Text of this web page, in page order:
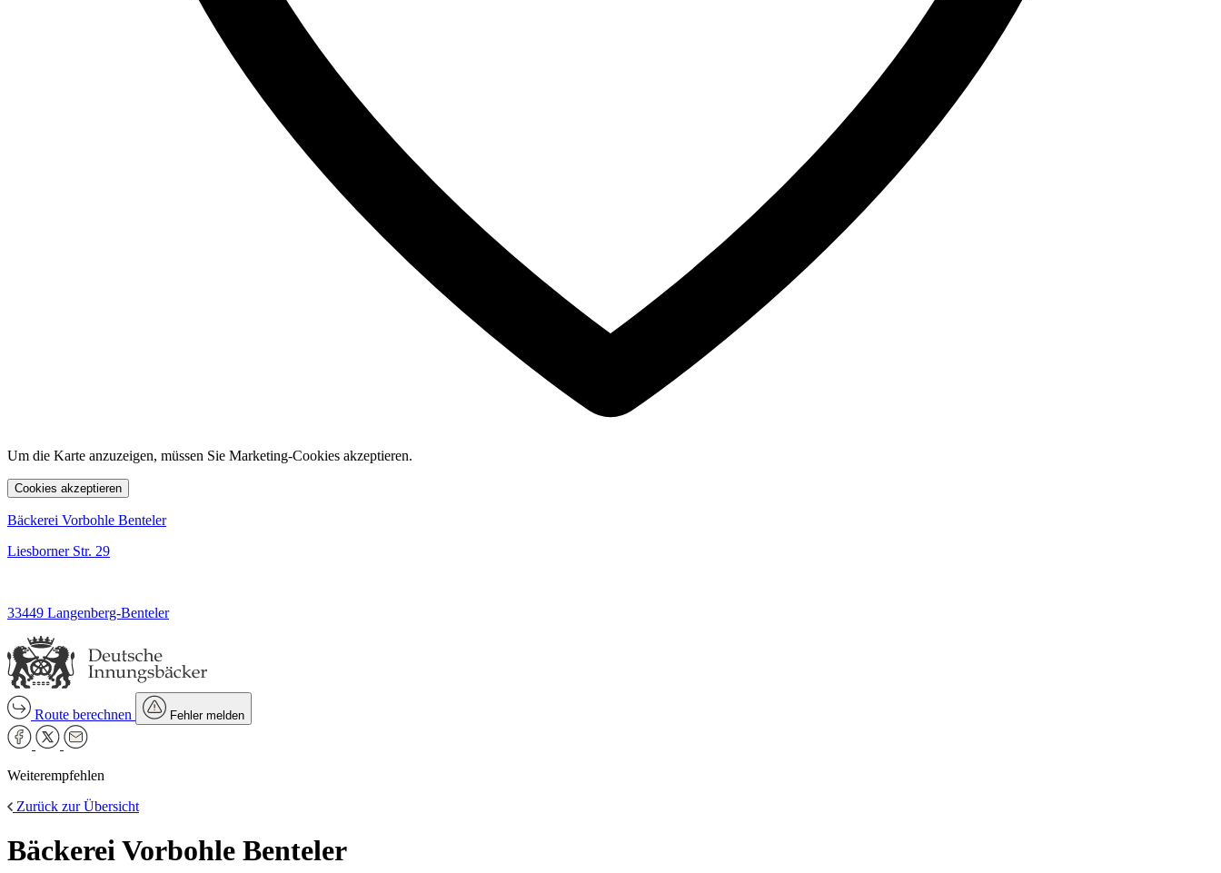
Um die Karte anzuzeigen, müssen Sie Marketing-Cookies akzeptieren.
Cookies akzeptieren
Bäckerei Vorbohle Benteler
Liesborner Str. 29
33449 Langenberg-Benteler
Route berechnen Fehler melden
Weiterempfehlen
Zurück zur Übersicht
Bäckerei Vorbohle Benteler